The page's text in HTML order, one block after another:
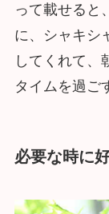
って載せると
に、シャキシ
してくれて、
タイムを過ご
必要な時に